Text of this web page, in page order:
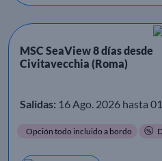
MSC SeaView 8 días desde
Civitavecchia (Roma)
Salidas: 16 Ago. 2026 hasta
Opción todo incluido a bordo